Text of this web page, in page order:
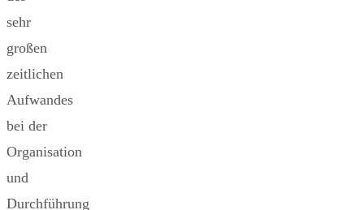
sehr
großen
zeitlichen
Aufwandes
bei der
Organisation
und
Durchführung